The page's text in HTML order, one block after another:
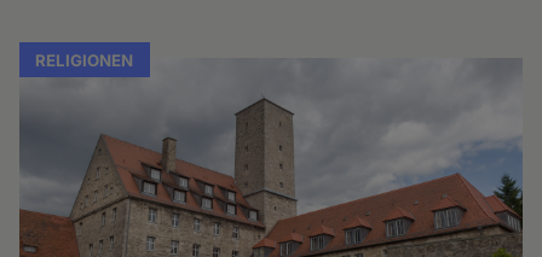
RELIGIONEN